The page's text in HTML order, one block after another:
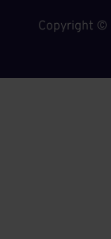
Copyright ©